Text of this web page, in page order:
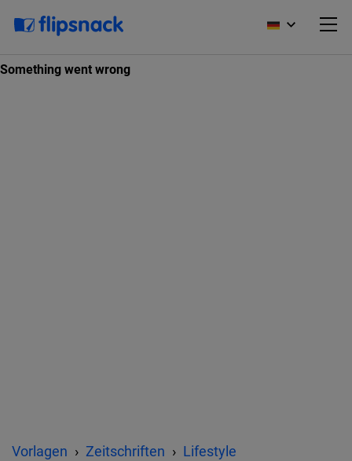
Vorlagen Zeitschriften
Lifestyle